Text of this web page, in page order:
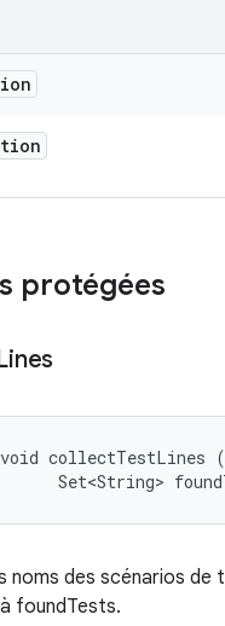
protégées
void
Set<String>
noms des scénarios
foundTests.